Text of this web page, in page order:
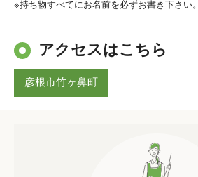
※持ち物すべてにお名前を必ずお書き下さい。
アクセスはこちら
彦根市竹ヶ鼻町